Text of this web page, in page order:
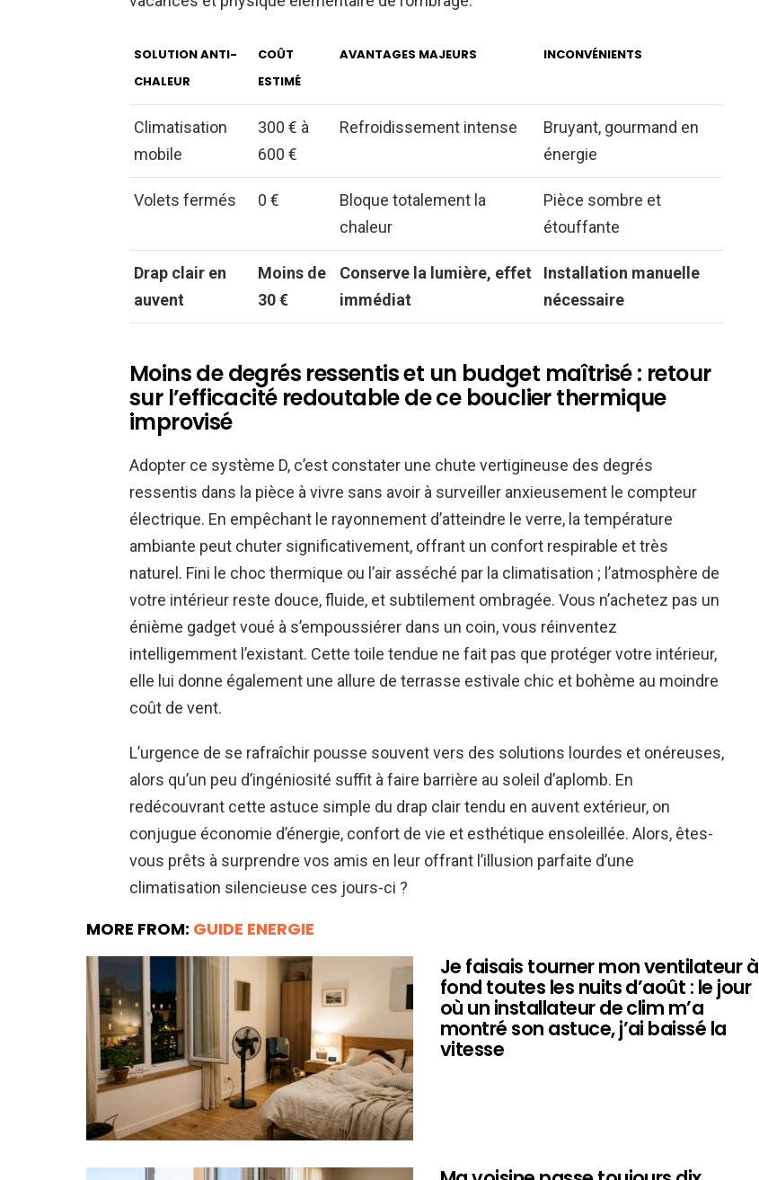
SOLUTION ANTI-
CHALEUR
COÛT
ESTIMÉ
AVANTAGES MAJEURS INCONVÉNIENTS
Climatisation
mobile
300 € à
600 €
Refroidissement intense
Bruyant, gourmand en
énergie
Volets fermés 0 €
Bloque totalement la
chaleur
Pièce sombre et
étouffante
Drap clair en
auvent
Moins de
30 €
Conserve la lumière, effet
immédiat
Installation manuelle
nécessaire
Moins de degrés ressentis et un budget maîtrisé : retour
sur l’efficacité redoutable de ce bouclier thermique
improvisé
Adopter ce système D, c’est constater une chute vertigineuse des degrés
ressentis dans la pièce à vivre sans avoir à surveiller anxieusement le compteur
électrique. En empêchant le rayonnement d’atteindre le verre, la température
ambiante peut chuter significativement, offrant un confort respirable et très
naturel. Fini le choc thermique ou l’air asséché par la climatisation ; l’atmosphère de
votre intérieur reste douce, fluide, et subtilement ombragée. Vous n’achetez pas un
énième gadget voué à s’empoussiérer dans un coin, vous réinventez
intelligemment l’existant. Cette toile tendue ne fait pas que protéger votre intérieur,
elle lui donne également une allure de terrasse estivale chic et bohème au moindre
coût de vent.
L’urgence de se rafraîchir pousse souvent vers des solutions lourdes et onéreuses,
alors qu’un peu d’ingéniosité suffit à faire barrière au soleil d’aplomb. En
redécouvrant cette astuce simple du drap clair tendu en auvent extérieur, on
conjugue économie d’énergie, confort de vie et esthétique ensoleillée. Alors, êtes-
vous prêts à surprendre vos amis en leur offrant l’illusion parfaite d’une
climatisation silencieuse ces jours-ci ?
MORE FROM: GUIDE ENERGIE
Je faisais tourner mon ventilateur à
fond toutes les nuits d’août : le jour
où un installateur de clim m’a
montré son astuce, j’ai baissé la
vitesse